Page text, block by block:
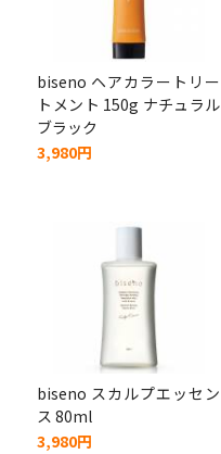
biseno ヘアカラートリー
トメント 150g ナチュラル
ブラック
3,980円
biseno スカルプエッセン
ス 80ml
3,980円